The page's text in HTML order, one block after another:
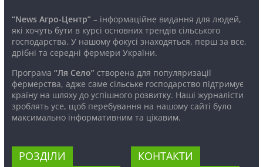
“News Агро-Центр”– інформаційне видання для людей,
які хочуть бути в курсі основних трендів сільського
господарства. У нашому фокусі знаходяться, перш за все,
дрібні та середні фермери України.
Програма “Ля Село”створена для популяризації
фермерства, адже саме сільське господарство підтримує
країну на шляху до успішного розвитку. Наші журналісти
зроблять усе, щоб перебування на нашому сайті було
максимально інформативним та цікавим.
РОЗДІЛИ КОНТАКТИ